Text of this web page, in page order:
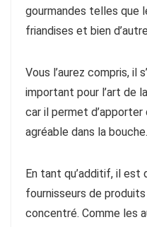
gourmandes telles que
friandises et bien
Vous l’aurez compris, il
important pour l’art de
car il permet
agréable dans la bouche.
En tant qu’additif, il est
fournisseurs de
concentré. Comme les